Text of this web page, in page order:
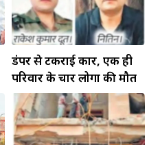
डंपर से टकराई कार, एक ही
परिवार के चार लोगों की मौत